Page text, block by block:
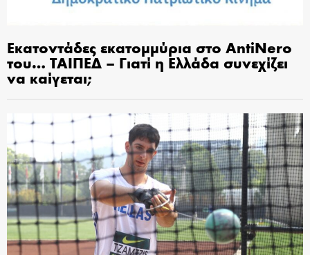
Εκατοντάδες εκατομμύρια στο AntiNero
του… ΤΑΙΠΕΔ – Γιατί η Ελλάδα συνεχίζει
να καίγεται;